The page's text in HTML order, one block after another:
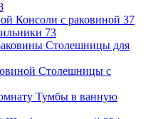
Консоли с раковиной 37
73
Столешницы для
Столешницы с
Тумбы в ванную